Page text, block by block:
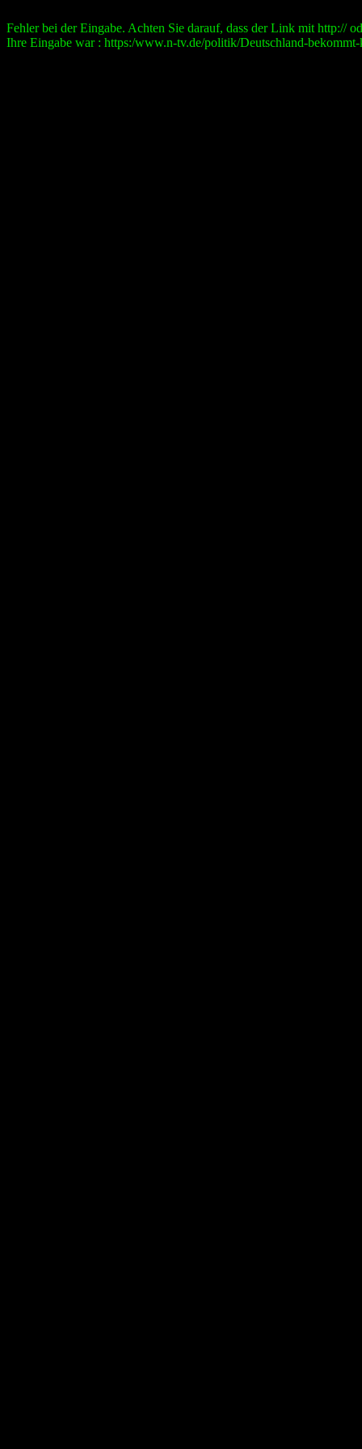
Fehler bei der Eingabe. Achten Sie darauf, dass der Link mit http://
Ihre Eingabe war : https:/www.n-tv.de/politik/Deutschland-